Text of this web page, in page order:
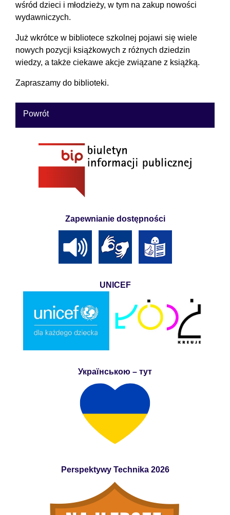
wśród dzieci i młodzieży, w tym na zakup nowości
wydawniczych.
Już wkrótce w bibliotece szkolnej pojawi się wiele
nowych pozycji książkowych z różnych dziedzin
wiedzy, a także ciekawe akcje związane z książką.
Zapraszamy do biblioteki.
Powrót
Zapewnianie dostępności
UNICEF
Українською – тут
Perspektywy Technika 2026